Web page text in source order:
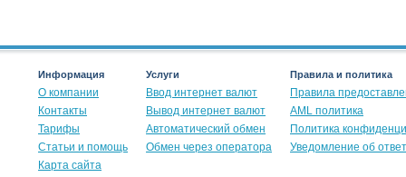
Информация
О компании
Контакты
Тарифы
Статьи и помощь
Карта сайта
Услуги
Ввод интернет валют
Вывод интернет валют
Автоматический обмен
Обмен через оператора
Правила и политика
Правила
AML политика
Политика
Уведомление об